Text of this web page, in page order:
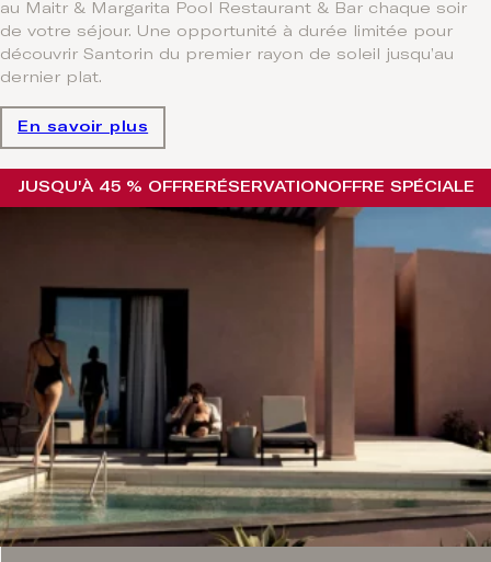
au Maitr & Margarita Pool Restaurant & Bar chaque soir
de votre séjour. Une opportunité à durée limitée pour
découvrir Santorin du premier rayon de soleil jusqu’au
dernier plat.
En savoir plus
JUSQU'À 45 % OFFRE RÉSERVATION OFFRE SPÉCIALE